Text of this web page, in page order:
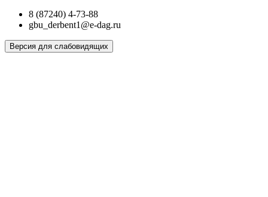
8 (87240) 4-73-88
gbu_derbent1@e-dag.ru
Версия для слабовидящих